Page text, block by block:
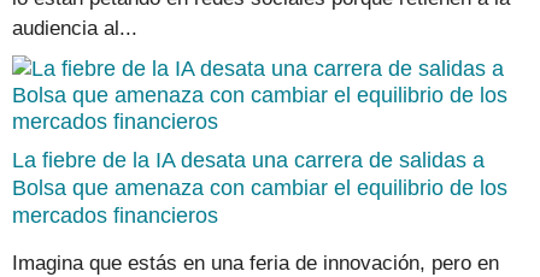
audiencia al...
La fiebre de la IA desata una carrera de salidas a
Bolsa que amenaza con cambiar el equilibrio de los
mercados financieros
Imagina que estás en una feria de innovación, pero en